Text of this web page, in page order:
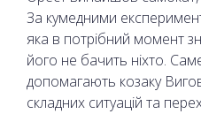
За кумедними
яка в потрібний момент
його не бачить ніхто.
допомагають козаку
складних ситуацій та